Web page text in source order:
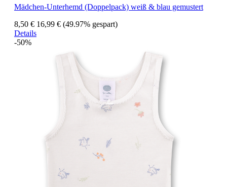
Mädchen-Unterhemd (Doppelpack) weiß & blau gemustert
8,50 € 16,99 € (49.97% gespart)
Details
-50%